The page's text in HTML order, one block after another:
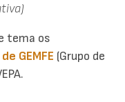
tema os
GEMFE (Grupo de